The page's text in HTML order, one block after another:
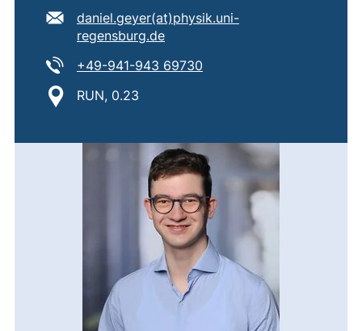
E-Mail Adresse:
daniel.geyer​(at)​physik.uni-
regensburg.de(öffnet Ihr E-Mail-Programm)
Tel:
+49-941-943 69730
Standort:
RUN, 0.23